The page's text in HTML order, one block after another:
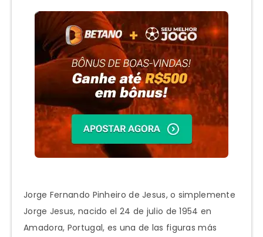
Jorge Fernando Pinheiro de Jesus, o simplemente
Jorge Jesus, nacido el 24 de julio de 1954 en
Amadora, Portugal, es una de las figuras más